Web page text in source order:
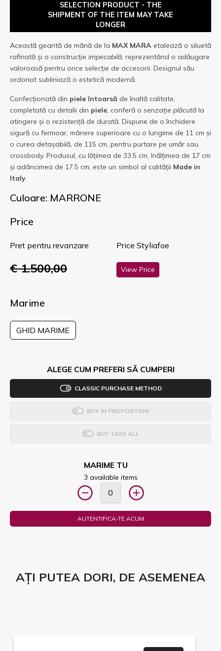
SELECTION PRODUCT - THE
SHIPMENT OF THE ITEM MAY TAKE
LONGER
Această geantă de mână de la MAX MARA etalează o siluetă
rafinată și o construcție impecabilă, reprezentând o adăugare
valoroasă pentru orice selecție de accesorii. Designul său
ordonat subliniază o estetică modernă.
Confecționată din piele întoarsă de înaltă calitate,
completată cu detalii din piele, conferă o senzație plăcută la
atingere și o rezistență de durată. Dispune de o închidere
sigură cu fermoar, mânere superioare cu o lungime de 11 cm și
o curea detașabilă, de 115 cm, pentru purtare pe umăr sau
crossbody. Produsul, cu lățimea de 33.5 cm, înălțimea de 17 cm
și adâncimea de 17.5 cm, este un simbol al calității Made in
Italy.
Culoare: MARRONE
Price
Pret pentru revanzare
€ 1.500,00
Price Styliafoe
View Price
Marime
GHID MARIME
ALEGE CUM PREFERI SĂ CUMPERI
CLASSIC PURCHASE METHOD
BUY IN PROPORTION
BUY TAKE ALL
MARIME TU
3 available items
AUTENTIFICA-TE ACUM
AȚI PUTEA DORI, DE ASEMENEA